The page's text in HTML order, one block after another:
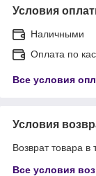
Условия
Наличными
Оплата по
Все условия
Условия
Возврат товара в
Все условия